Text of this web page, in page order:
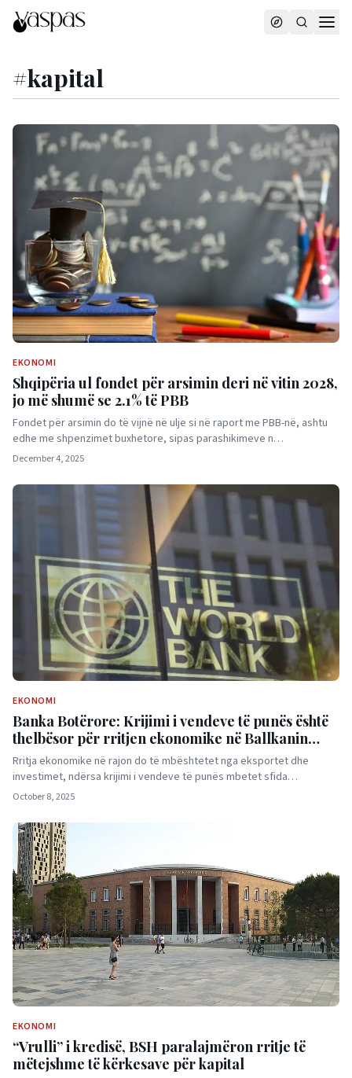
#kapital
EKONOMI
Shqipëria ul fondet për arsimin deri në vitin 2028,
jo më shumë se 2.1% të PBB
Fondet për arsimin do të vijnë në ulje si në raport me PBB-në, ashtu
edhe me shpenzimet buxhetore, sipas parashikimeve n…
December 4, 2025
EKONOMI
Banka Botërore: Krijimi i vendeve të punës është
thelbësor për rritjen ekonomike në Ballkanin
Perëndimor
Rritja ekonomike në rajon do të mbështetet nga eksportet dhe
investimet, ndërsa krijimi i vendeve të punës mbetet sfida…
October 8, 2025
EKONOMI
“Vrulli” i kredisë, BSH paralajmëron rritje të
mëtejshme të kërkesave për kapital